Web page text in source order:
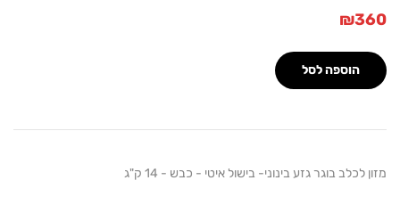
₪
הוספה לסל
בוגר גזע בינוני- בישול איטי - כבש - 14 ק"ג